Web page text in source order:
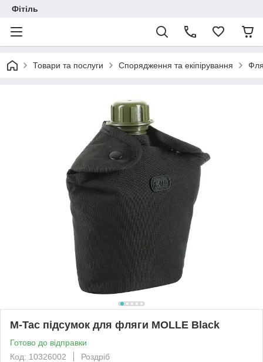
Фітіль
Товари та послуги Спорядження та екіпірування
M-Tac підсумок для фляги MOLLE Black
Готово до відправки
Код: 10326002
Роздріб